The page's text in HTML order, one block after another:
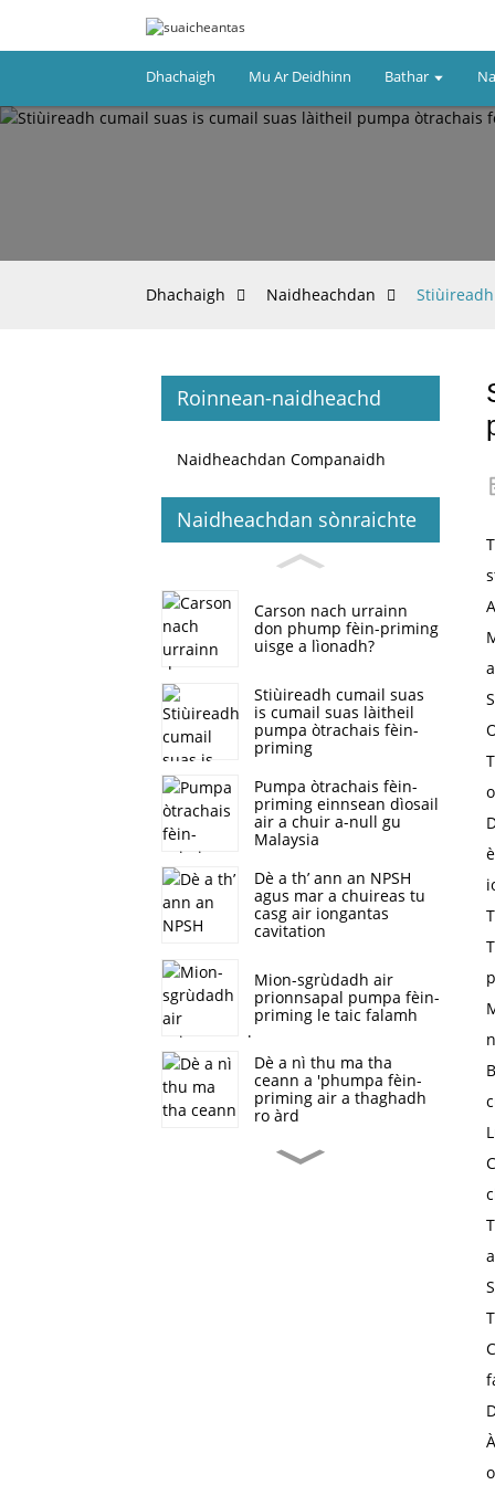
Dhachaigh Mu Ar Deidhinn Bathar
Dhachaigh Naidheachdan
Roinnean-naidheachd
Naidheachdan Companaidh
Naidheachdan sònraichte
Carson nach urrainn
don phump fèin-priming
uisge a lìonadh?
Stiùireadh cumail suas
is cumail suas làitheil
pumpa òtrachais fèin-
priming
Pumpa òtrachais fèin-
priming einnsean dìosail
air a chuir a-null gu
Malaysia
Dè a th’ ann an NPSH
agus mar a chuireas tu
casg air iongantas
cavitation
Mion-sgrùdadh air
prionnsapal pumpa fèin-
priming le taic falamh
Dè a nì thu ma tha
ceann a 'phumpa fèin-
priming air a thaghadh
ro àrd
Cur an sàs pumpa fèin-